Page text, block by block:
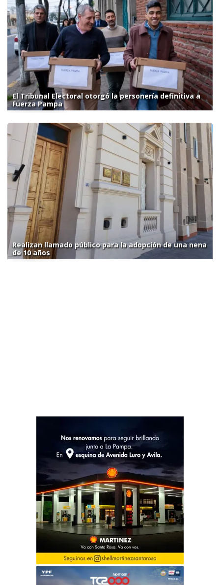
El Tribunal Electoral otorgó la personería definitiva a
Fuerza Pampa
Realizan llamado público para la adopción de una nena
de 10 años